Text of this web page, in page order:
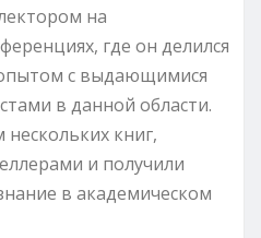
на
где он делился
с выдающимися
в данной области.
книг,
и получили
в академическом